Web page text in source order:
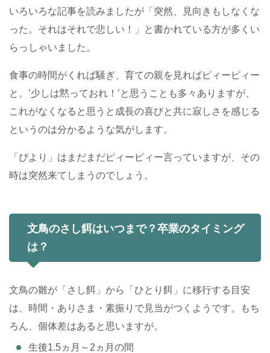
いろいろな記事を読みましたが「突然、見向きもしなくな
った。それはそれで悲しい！」と書かれている方が多くい
らっしゃいました。
食事の時間がくれば騒ぎ、育ての親を見ればピィーピィー
と。’少しは黙っておれ！’と思うことも多々ありますが、
これがなくなると思うと成長の喜びと共に寂しさを感じる
というのは分かるような気がします。
「ぴより」はまだまだピィーピィー言っていますが、その
時は突然来てしまうのでしょう。
文鳥のさし餌はいつまで？卒業のタイミング
は？
文鳥の雛が「さし餌」から「ひとり餌」に移行する目安
は、時間・ありさま・素振りで見当がつくようです。もち
ろん、個体差はあると思いますが。
生後1.5ヵ月～2ヵ月の間